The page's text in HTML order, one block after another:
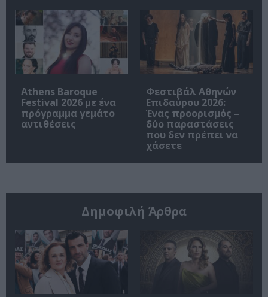
Athens Baroque
Festival 2026 με ένα
πρόγραμμα γεμάτο
αντιθέσεις
Φεστιβάλ Αθηνών
Επιδαύρου 2026:
Ένας προορισμός –
δύο παραστάσεις
που δεν πρέπει να
χάσετε
Δημοφιλή Άρθρα